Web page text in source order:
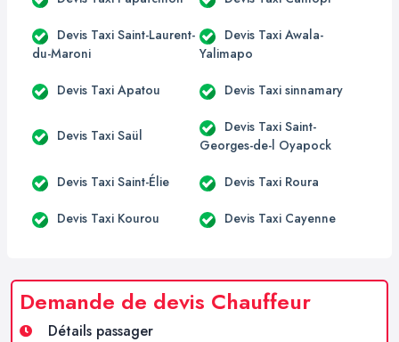
Devis Taxi Saint-Laurent-
du-Maroni
Devis Taxi Awala-
Yalimapo
Devis Taxi Apatou Devis Taxi sinnamary
Devis Taxi Saül
Devis Taxi Saint-
Georges-de-l Oyapock
Devis Taxi Saint-Élie Devis Taxi Roura
Devis Taxi Kourou Devis Taxi Cayenne
Demande de devis Chauffeur
Détails passager